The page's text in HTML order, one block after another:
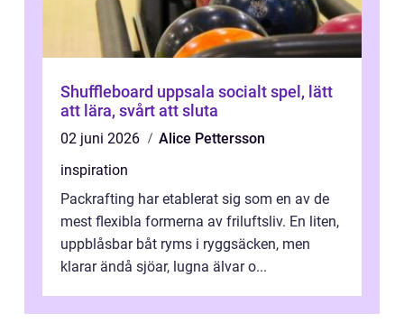
Shuffleboard uppsala socialt spel, lätt
att lära, svårt att sluta
02 juni 2026
Alice Pettersson
inspiration
Packrafting har etablerat sig som en av de
mest flexibla formerna av friluftsliv. En liten,
uppblåsbar båt ryms i ryggsäcken, men
klarar ändå sjöar, lugna älvar o...